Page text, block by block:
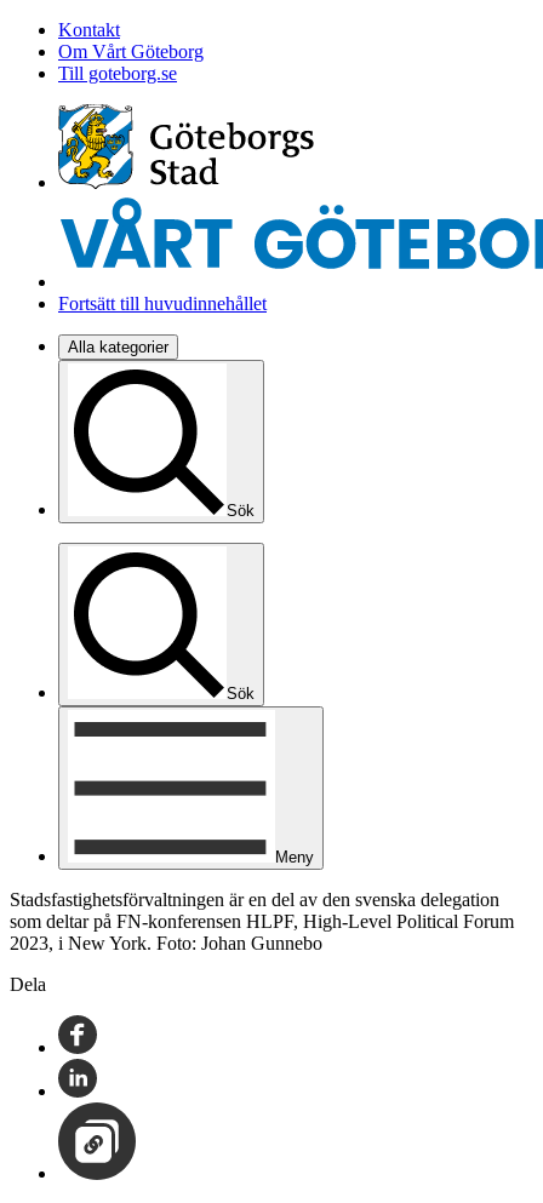
Kontakt
Om Vårt Göteborg
Till goteborg.se
Fortsätt till huvudinnehållet
Alla kategorier
Sök
Sök
Meny
Stadsfastighetsförvaltningen är en del av den svenska delegation
som deltar på FN-konferensen HLPF, High-Level Political Forum
2023, i New York. Foto: Johan Gunnebo
Dela